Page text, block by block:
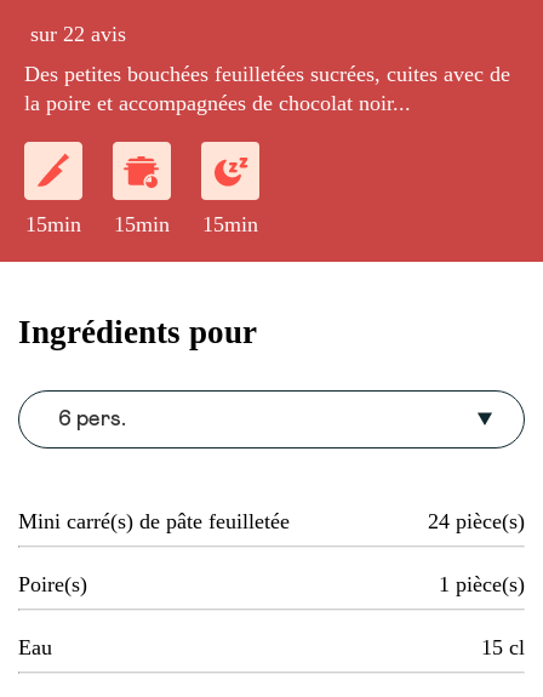
sur 22 avis
Des petites bouchées feuilletées sucrées, cuites avec de
la poire et accompagnées de chocolat noir...
15min 15min 15min
Ingrédients pour
6 pers.
Mini carré(s) de pâte feuilletée 24 pièce(s)
Poire(s) 1 pièce(s)
Eau 15 cl